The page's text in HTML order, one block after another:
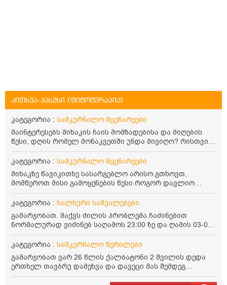
კითხვა-პასუხი (ფიტოტერაპია)
კატეგორია : სამკურნალო მცენარეები
მაინტერესებს მიხაკის ჩაის მომზადებისა და მიღების
წესი, დღის რომელ მონაკვეთში უნდა მივიღო? რისთვის
არის სასარგებლო და უკუჩვენება თუ აქვს
კატეგორია : სამკურნალო მცენარეები
მიხაკზე წავიკითხე სასარგებლო არისო.გთხოვთ,
მომწეროთ მისი გამოყენების წესი.როგორ დავლიო
მიხაკის ჩაი. ასევე მაინტერესებს ლეიკოციტები მაქვს
ოდნავ დაბალი და წავიკითხე ლეიკოციტების დონეს
მაღლა წევსო და ასეა?
კატეგორია : ხალხური საშუალებები
გამარჯობათ. მაქვს ძილის პრობლემა.ჩაძინებით
ნორმალურად ვიძინებ საღამოს 23:00 ზე და ღამის 03-00
ან 04:00 საათზე მეღვიძება და მერე ვერ ვიძინებ
ვერაფრით.რამე ხალხური საშუალება თუ არის ამ
პრობლემის მოსაგვარებლად
კატეგორია : სამკურნალო წერილები
გამარჯობათ ვარ 26 წლის ქალბატონი 2 შვილის დედა
ერთხელ თავბრუ დამეხვა და დავეცი მას შემდეგ
დამეწყო შიშები ვეღარ გავდიოდი გარეთ რადგან ისევ